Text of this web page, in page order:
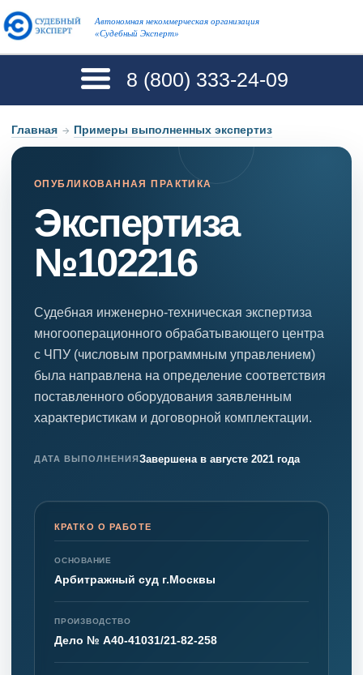
Автономная некоммерческая организация
«Судебный Эксперт»
8 (800) 333-24-09
Главная → Примеры выполненных экспертиз
ОПУБЛИКОВАННАЯ ПРАКТИКА
Экспертиза
№102216
Судебная инженерно-техническая экспертиза
многооперационного обрабатывающего центра
с ЧПУ (числовым программным управлением)
была направлена на определение соответствия
поставленного оборудования заявленным
характеристикам и договорной комплектации.
ДАТА ВЫПОЛНЕНИЯЗавершена в августе 2021 года
КРАТКО О РАБОТЕ
ОСНОВАНИЕ
Арбитражный суд г.Москвы
ПРОИЗВОДСТВО
Дело № А40-41031/21-82-258